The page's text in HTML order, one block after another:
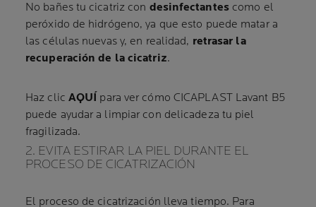
No bañes tu cicatriz con desinfectantescomo el
peróxido de hidrógeno, ya que esto puede matar a
las células nuevas y, en realidad, retrasar la
recuperación de la cicatriz.
Haz clic AQUÍ para ver cómo CICAPLAST Lavant B5
puede ayudar a limpiar con delicadeza tu piel
fragilizada.
2. EVITA ESTIRAR LA PIEL DURANTE EL
PROCESO DE CICATRIZACIÓN
El proceso de cicatrización lleva tiempo. Para